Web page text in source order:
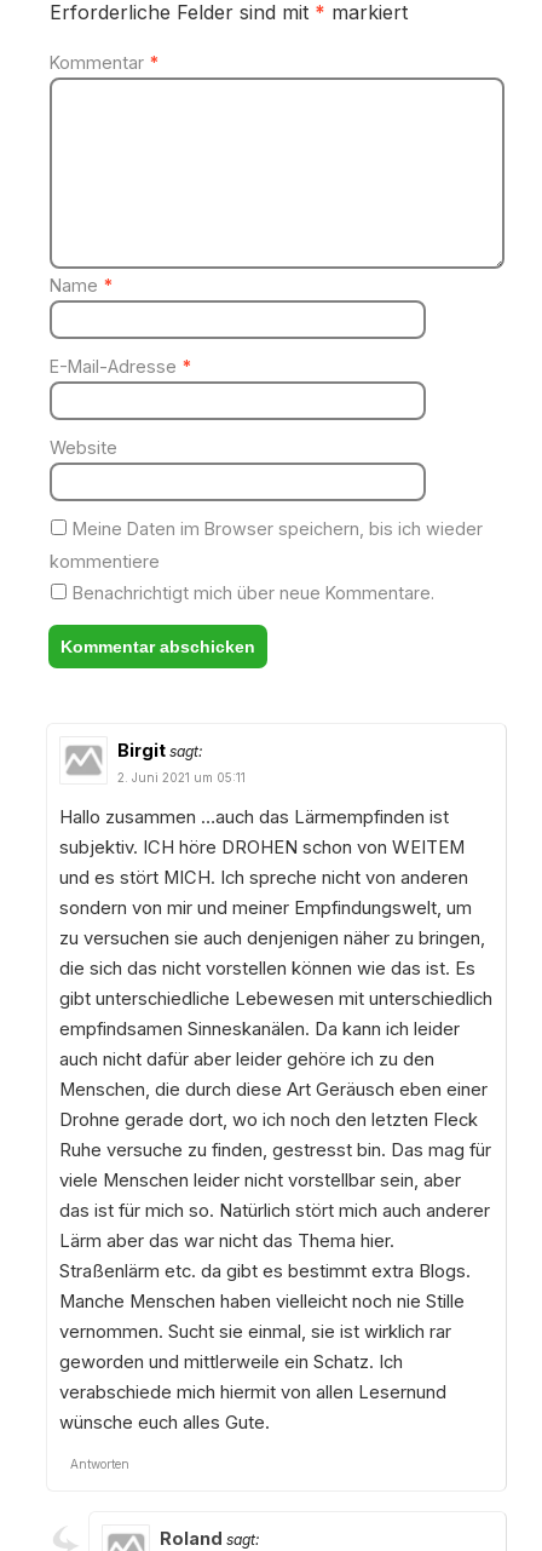
Erforderliche Felder sind mit * markiert
Kommentar *
Name *
E-Mail-Adresse *
Website
Meine Daten im Browser speichern, bis ich wieder
kommentiere
Benachrichtigt mich über neue Kommentare.
Birgit sagt:
2. Juni 2021 um 05:11
Hallo zusammen …auch das Lärmempfinden ist
subjektiv. ICH höre DROHEN schon von WEITEM
und es stört MICH. Ich spreche nicht von anderen
sondern von mir und meiner Empfindungswelt, um
zu versuchen sie auch denjenigen näher zu bringen,
die sich das nicht vorstellen können wie das ist. Es
gibt unterschiedliche Lebewesen mit unterschiedlich
empfindsamen Sinneskanälen. Da kann ich leider
auch nicht dafür aber leider gehöre ich zu den
Menschen, die durch diese Art Geräusch eben einer
Drohne gerade dort, wo ich noch den letzten Fleck
Ruhe versuche zu finden, gestresst bin. Das mag für
viele Menschen leider nicht vorstellbar sein, aber
das ist für mich so. Natürlich stört mich auch anderer
Lärm aber das war nicht das Thema hier.
Straßenlärm etc. da gibt es bestimmt extra Blogs.
Manche Menschen haben vielleicht noch nie Stille
vernommen. Sucht sie einmal, sie ist wirklich rar
geworden und mittlerweile ein Schatz. Ich
verabschiede mich hiermit von allen Lesernund
wünsche euch alles Gute.
Antworten
Roland sagt: